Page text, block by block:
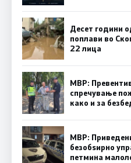
Десет години
поплави во
22 лица
МВР:
спречување
како и за
МВР:
безобѕирно
петмина